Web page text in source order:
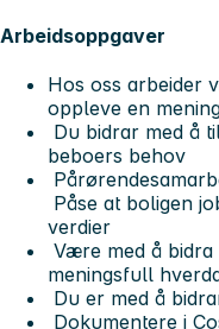
Arbeidsoppgaver
Hos oss arbeider
oppleve en
Du bidrar med å
beboers behov
Påse at boligen
verdier
Være med å
meningsfull
Du er med å
Dokumentere i